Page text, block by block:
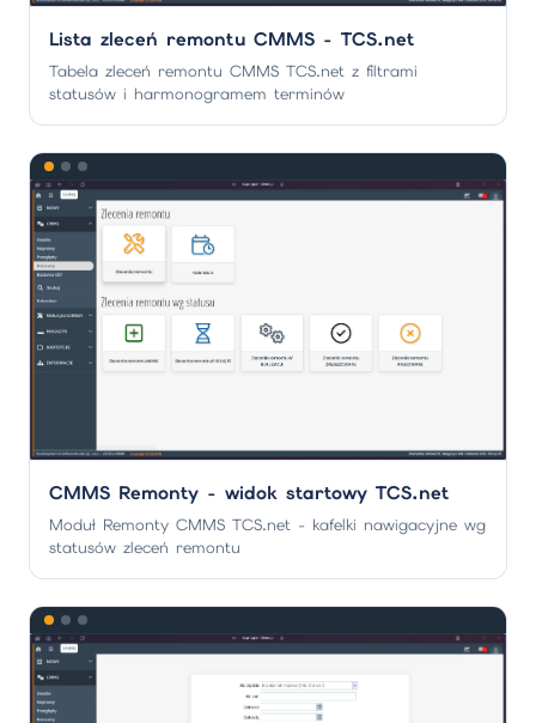
Lista zleceń remontu CMMS - TCS.net
Tabela zleceń remontu CMMS TCS.net z filtrami
statusów i harmonogramem terminów
CMMS Remonty - widok startowy TCS.net
Moduł Remonty CMMS TCS.net - kafelki nawigacyjne wg
statusów zleceń remontu